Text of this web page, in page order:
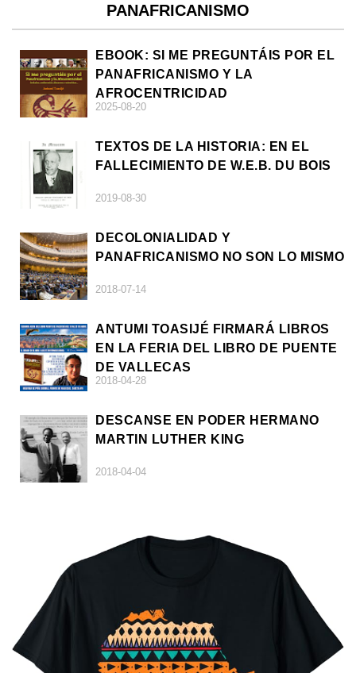
PANAFRICANISMO
EBOOK: SI ME PREGUNTÁIS POR EL
PANAFRICANISMO Y LA
AFROCENTRICIDAD
2025-08-20
TEXTOS DE LA HISTORIA: EN EL
FALLECIMIENTO DE W.E.B. DU BOIS
2019-08-30
DECOLONIALIDAD Y
PANAFRICANISMO NO SON LO MISMO
2018-07-14
ANTUMI TOASIJÉ FIRMARÁ LIBROS
EN LA FERIA DEL LIBRO DE PUENTE
DE VALLECAS
2018-04-28
DESCANSE EN PODER HERMANO
MARTIN LUTHER KING
2018-04-04